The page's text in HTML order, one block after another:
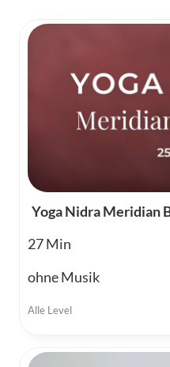
Yoga Nidra Meridian
27
ohne Musik
Alle Level